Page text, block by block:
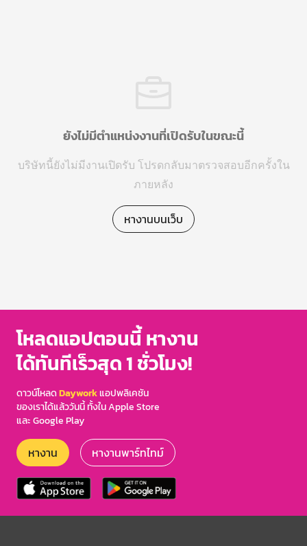
ยังไม่มีตำแหน่งงานที่เปิดรับในขณะนี้
บริษัทนี้ยังไม่มีงานเปิดรับ โปรดกลับมาตรวจสอบอีกครั้งใน
ภายหลัง
หางานบนเว็บ
โหลดแอปตอนนี้ หางาน
ได้ทันทีเร็วสุด 1 ชั่วโมง!
ดาวน์โหลดDayworkแอปพลิเคชัน
ของเราได้แล้ววันนี้ ทั้งใน Apple Store
และ Google Play
หางาน หางานพาร์ทไทม์